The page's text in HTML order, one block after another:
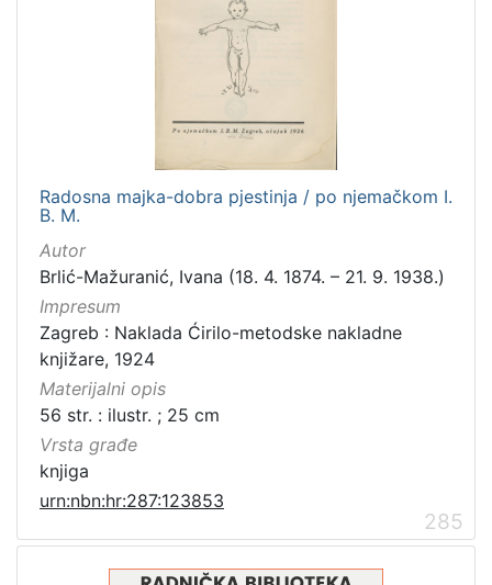
Radosna majka-dobra pjestinja / po njemačkom I.
B. M.
Autor
Brlić-Mažuranić, Ivana (18. 4. 1874. – 21. 9. 1938.)
Impresum
Zagreb : Naklada Ćirilo-metodske nakladne
knjižare, 1924
Materijalni opis
56 str. : ilustr. ; 25 cm
Vrsta građe
knjiga
urn:nbn:hr:287:123853
285